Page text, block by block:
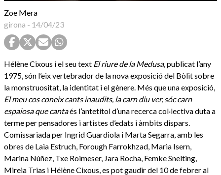
Zoe Mera
girona - 14/04/23
Hélène Cixous i el seu text El riure de la Medusa, publicat l’any
1975, són l’eix vertebrador de la nova exposició del Bòlit sobre
la monstruositat, la identitat i el gènere. Més que una exposició,
El meu cos coneix cants inaudits, la carn diu ver, sóc carn
espaiosa que cantaés l’antetítol d’una recerca col·lectiva duta a
terme per pensadores i artistes d’edats i àmbits dispars.
Comissariada per Ingrid Guardiola i Marta Segarra, amb les
obres de Laia Estruch, Forough Farrokhzad, Maria Isern,
Marina Núñez, Txe Roimeser, Jara Rocha, Femke Snelting,
Mireia Trias i Hélène Cixous, es pot gaudir del 10 de febrer al